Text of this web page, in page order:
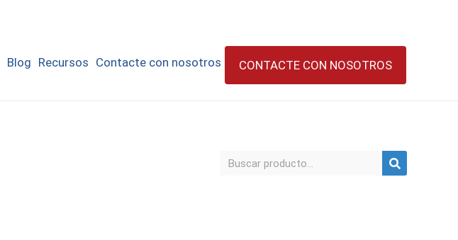
Blog Recursos Contacte con nosotros CONTACTE CON NOSOTROS